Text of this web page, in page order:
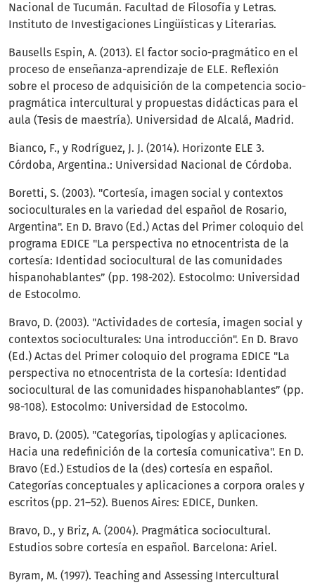
Nacional de Tucumán. Facultad de Filosofía y Letras.
Instituto de Investigaciones Lingüísticas y Literarias.
Bausells Espin, A. (2013). El factor socio-pragmático en el
proceso de enseñanza-aprendizaje de ELE. Reflexión
sobre el proceso de adquisición de la competencia socio-
pragmática intercultural y propuestas didácticas para el
aula (Tesis de maestría). Universidad de Alcalá, Madrid.
Bianco, F., y Rodríguez, J. J. (2014). Horizonte ELE 3.
Córdoba, Argentina.: Universidad Nacional de Córdoba.
Boretti, S. (2003). "Cortesía, imagen social y contextos
socioculturales en la variedad del español de Rosario,
Argentina". En D. Bravo (Ed.) Actas del Primer coloquio del
programa EDICE "La perspectiva no etnocentrista de la
cortesía: Identidad sociocultural de las comunidades
hispanohablantes” (pp. 198-202). Estocolmo: Universidad
de Estocolmo.
Bravo, D. (2003). "Actividades de cortesía, imagen social y
contextos socioculturales: Una introducción". En D. Bravo
(Ed.) Actas del Primer coloquio del programa EDICE "La
perspectiva no etnocentrista de la cortesía: Identidad
sociocultural de las comunidades hispanohablantes” (pp.
98-108). Estocolmo: Universidad de Estocolmo.
Bravo, D. (2005). "Categorías, tipologías y aplicaciones.
Hacia una redefinición de la cortesía comunicativa". En D.
Bravo (Ed.) Estudios de la (des) cortesía en español.
Categorías conceptuales y aplicaciones a corpora orales y
escritos (pp. 21–52). Buenos Aires: EDICE, Dunken.
Bravo, D., y Briz, A. (2004). Pragmática sociocultural.
Estudios sobre cortesía en español. Barcelona: Ariel.
Byram, M. (1997). Teaching and Assessing Intercultural